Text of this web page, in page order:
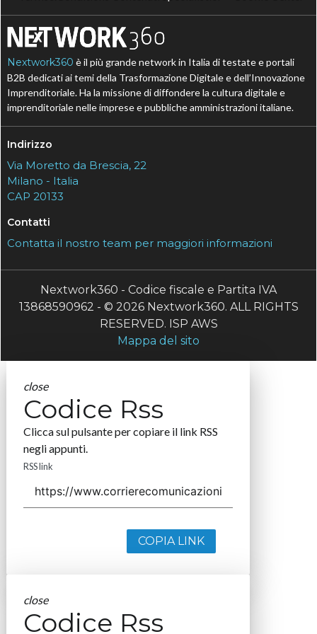
Nextwork360 è il più grande network in Italia di testate e portali
B2B dedicati ai temi della Trasformazione Digitale e dell’Innovazione
Imprenditoriale. Ha la missione di diffondere la cultura digitale e
imprenditoriale nelle imprese e pubbliche amministrazioni italiane.
Indirizzo
Via Moretto da Brescia, 22
Milano - Italia
CAP 20133
Contatti
Contatta il nostro team per maggiori informazioni
Nextwork360 - Codice fiscale e Partita IVA
13868590962 - © 2026 Nextwork360. ALL RIGHTS
RESERVED. ISP AWS
Mappa del sito
close
Codice Rss
Clicca sul pulsante per copiare il link RSS
negli appunti.
RSS link
COPIA LINK
close
Codice Rss